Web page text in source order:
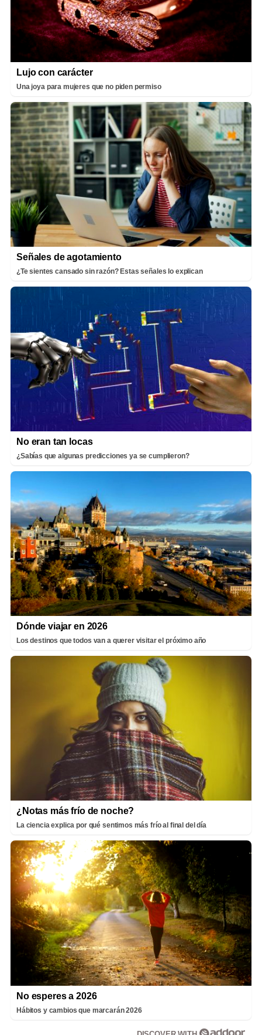
Lujo con carácter
Una joya para mujeres que no piden permiso
Señales de agotamiento
¿Te sientes cansado sin razón? Estas señales lo explican
No eran tan locas
¿Sabías que algunas predicciones ya se cumplieron?
Dónde viajar en 2026
Los destinos que todos van a querer visitar el próximo año
¿Notas más frío de noche?
La ciencia explica por qué sentimos más frío al final del día
No esperes a 2026
Hábitos y cambios que marcarán 2026